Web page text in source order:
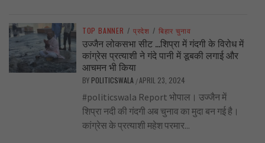
TOP BANNER / प्रदेश / बिहार चुनाव
उज्जैन लोकसभा सीट …शिप्रा में गंदगी के विरोध में
कांग्रेस प्रत्याशी ने गंदे पानी में डूबकी लगाई और
आचमन भी किया
BY POLITICSWALA /APRIL 23, 2024
#politicswala Report भोपाल। उज्जैन में
शिप्रा नदी की गंदगी अब चुनाव का मुदा बन गई है।
कांग्रेस के प्रत्याशी महेश परमार...